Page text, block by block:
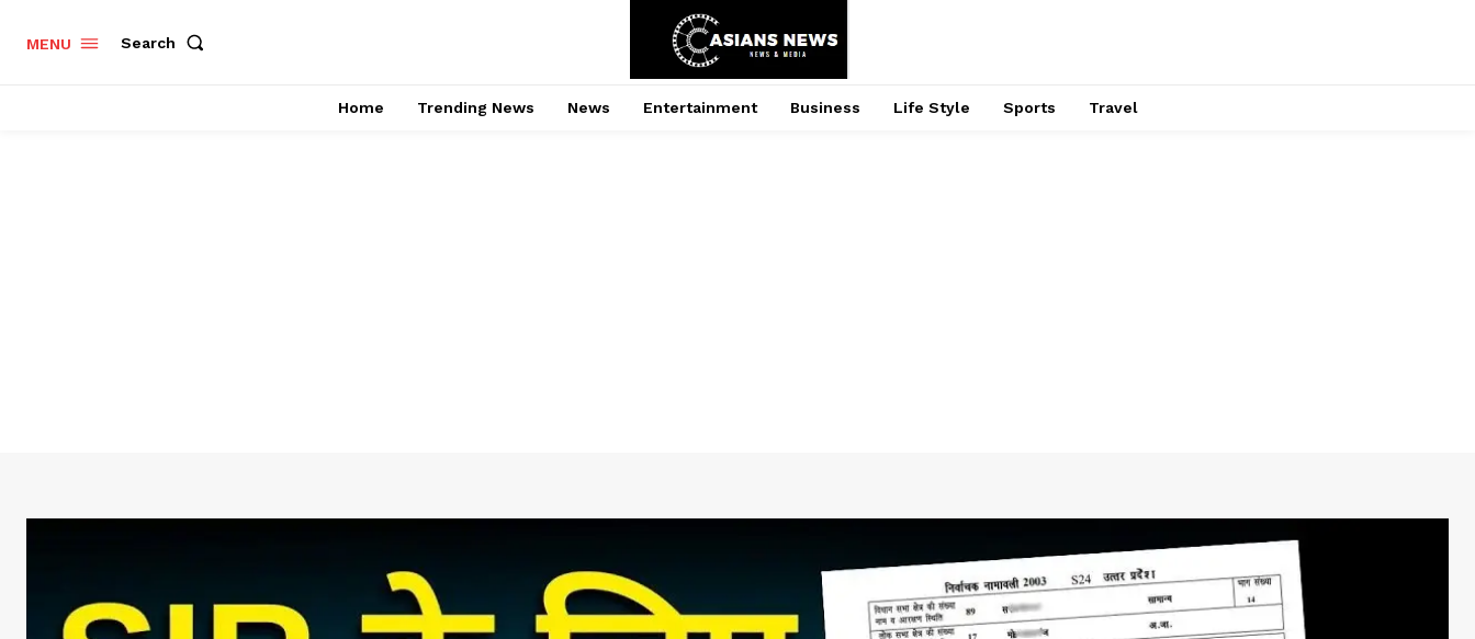
MENU Search
Home Trending News News Entertainment Business Life Style Sports Travel